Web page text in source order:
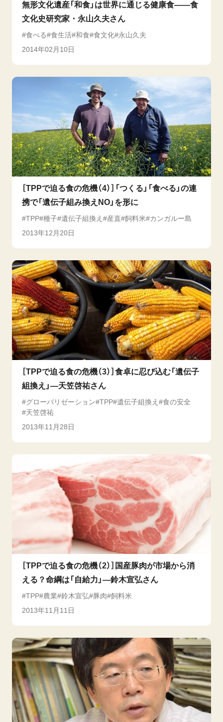
無形文化遺産「和食」は世界に通じる健康食――食
文化史研究家・永山久夫さん
食べる 食生活 和食 食文化 永山久夫
2014年02月10日
［TPPで迫る食の危機（4）］「つくる」「食べる」の連
携で「遺伝子組み換えNO」を形に
TPP 種子 遺伝子組換え 産直 飼料米
カンガルー島
2013年12月20日
［TPPで迫る食の危機（3）］食卓に忍び込む「遺伝子
組換え」―天笠啓祐さん
グローバリゼーション TPP 遺伝子組換え
食の安全
天笠啓祐
2013年11月28日
［TPPで迫る食の危機（2）］国産豚肉が市場から消
える？命綱は「自給力」―鈴木宣弘さん
TPP 農業 鈴木宣弘 豚肉 飼料米
2013年11月11日